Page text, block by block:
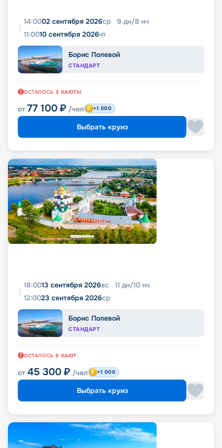
14:0002 сентября 2026ср 9 дн/8 нч
11:0010 сентября 2026чт
Борис Полевой
СТАНДАРТ
ОСТАЛОСЬ 3 КАЮТЫ
от 77 100 ₽ /чел +1 000
Выбрать круиз
18:0013 сентября 2026вс 11 дн/10 нч
12:0023 сентября 2026ср
Борис Полевой
СТАНДАРТ
ОСТАЛОСЬ 6 КАЮТ
от 45 300 ₽ /чел +1 000
Выбрать круиз